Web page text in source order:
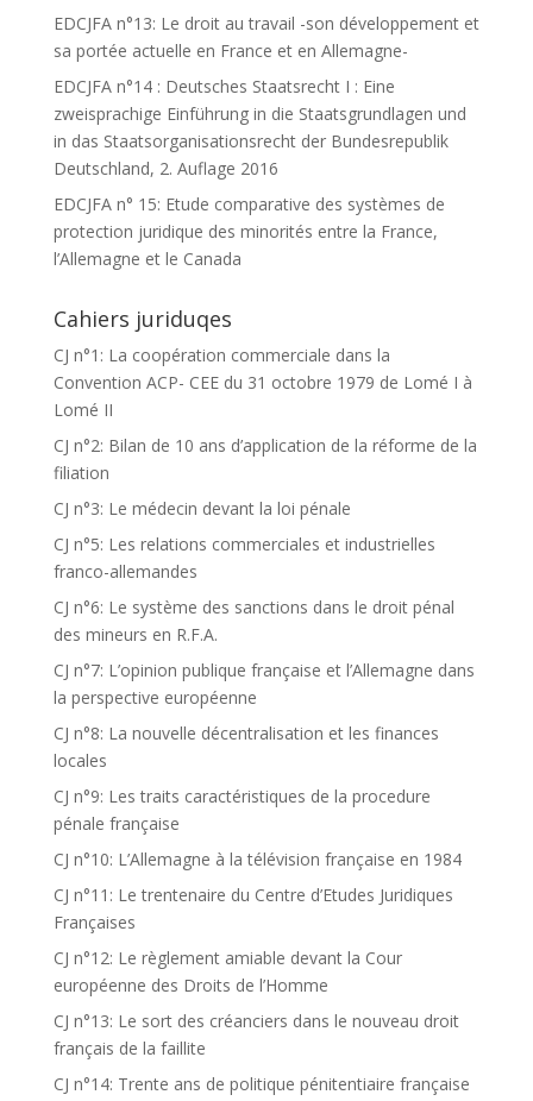
EDCJFA n°13: Le droit au travail -son développement et
sa portée actuelle en France et en Allemagne-
EDCJFA n°14 : Deutsches Staatsrecht I : Eine
zweisprachige Einführung in die Staatsgrundlagen und
in das Staatsorganisationsrecht der Bundesrepublik
Deutschland, 2. Auflage 2016
EDCJFA n° 15: Etude comparative des systèmes de
protection juridique des minorités entre la France,
l’Allemagne et le Canada
Cahiers juriduqes
CJ n°1: La coopération commerciale dans la
Convention ACP- CEE du 31 octobre 1979 de Lomé I à
Lomé II
CJ n°2: Bilan de 10 ans d’application de la réforme de la
filiation
CJ n°3: Le médecin devant la loi pénale
CJ n°5: Les relations commerciales et industrielles
franco-allemandes
CJ n°6: Le système des sanctions dans le droit pénal
des mineurs en R.F.A.
CJ n°7: L’opinion publique française et l’Allemagne dans
la perspective européenne
CJ n°8: La nouvelle décentralisation et les finances
locales
CJ n°9: Les traits caractéristiques de la procedure
pénale française
CJ n°10: L’Allemagne à la télévision française en 1984
CJ n°11: Le trentenaire du Centre d’Etudes Juridiques
Françaises
CJ n°12: Le règlement amiable devant la Cour
européenne des Droits de l’Homme
CJ n°13: Le sort des créanciers dans le nouveau droit
français de la faillite
CJ n°14: Trente ans de politique pénitentiaire française